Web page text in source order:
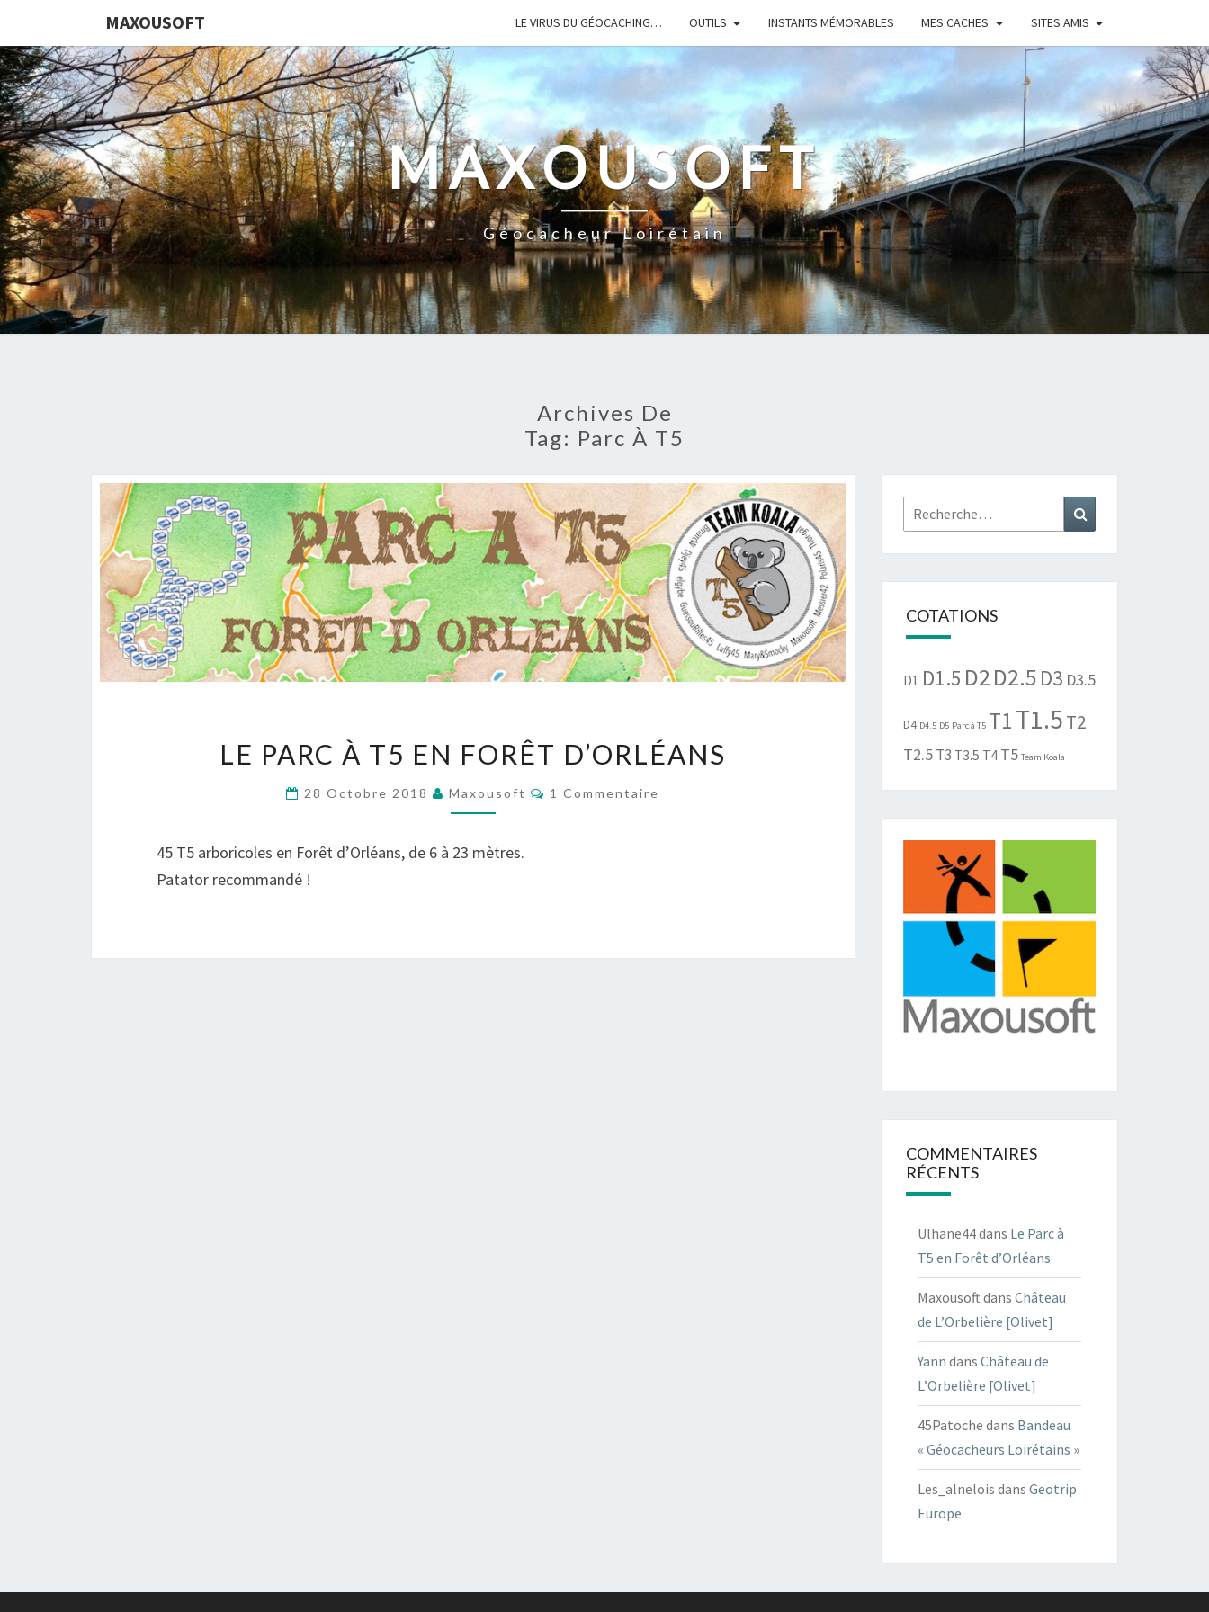
MAXOUSOFT LE VIRUS DU GÉOCACHING… OUTILS INSTANTS MÉMORABLES MES CACHES SITES AMIS
MAXOUSOFT
Géocacheur Loirétain
Archives De
Tag: Parc À T5
PARC
T5
LE PARC À T5 EN FORÊT D’ORLÉANS
28 Octobre 2018 Maxousoft Commentaires
1 Commentaire
45 T5 arboricoles en Forêt d’Orléans, de 6 à 23 mètres.
Patator recommandé !
Rechercher :
COTATIONS
D1 D1.5 D2D2.5 D3 D3.5
D4 D4.5 D5 Parc à T5 T1T1.5T2
T2.5 T3 T3.5 T4 T5 Team Koala
COMMENTAIRES
RÉCENTS
Ulhane44dans Le Parc à
T5 en Forêt d’Orléans
Maxousoft dans Château
de L’Orbelière [Olivet]
Yann dans Château de
L’Orbelière [Olivet]
45Patoche dans Bandeau
« Géocacheurs Loirétains »
Les_alnelois dans Geotrip
Europe